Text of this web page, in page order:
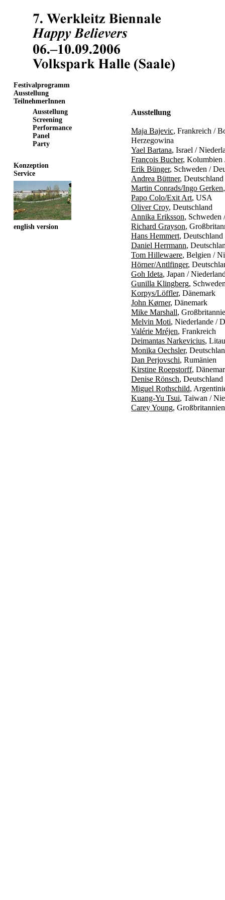
Festivalprogramm
Ausstellung
TeilnehmerInnen
Ausstellung
Screening
Performance
Panel
Party
Konzeption
Service
english version
Ausstellung
Maja Bajevic, Frankreich /
Herzegowina
Yael Bartana, Israel /
François Bucher, Kolumbien
Erik Bünger, Schweden /
Andrea Büttner,
Martin Conrads/Ingo Gerken
Papo Colo/Exit Art, USA
Oliver Croy, Deutschland
Annika Eriksson, Schweden
Richard Grayson,
Hans Hemmert, Deutschland
Daniel Herrmann,
Tom Hillewaere, Belgien /
Hörner/Antlfinger,
Goh Ideta, Japan /
Gunilla Klingberg,
Korpys/Löffler, Dänemark
John Kørner, Dänemark
Mike Marshall,
Melvin Moti, Niederlande /
Valérie Mréjen, Frankreich
Deimantas Narkevicius,
Monika Oechsler,
Dan Perjovschi, Rumänien
Kirstine Roepstorff,
Denise Rönsch, Deutschland
Miguel Rothschild,
Kuang-Yu Tsui, Taiwan /
Carey Young, Großbritannien